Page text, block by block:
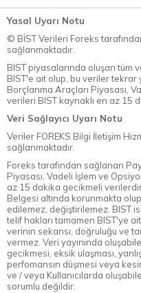
Yasal Uyarı Notu
© BİST Verileri Foreks
sağlanmaktadır.
BIST piyasalarında oluşan tüm
BIST'e ait olup, bu veriler tekrar
Borçlanma Araçları Piyasası,
verileri BIST kaynaklı en az 15
Veri Sağlayıcı Uyarı Notu
Veriler FOREKS Bilgi İletişim
sağlanmaktadır.
Foreks tarafından sağlanan
Piyasası, Vadeli İşlem ve
az 15 dakika gecikmeli
Belgesi altında korunmakta
edilemez, değiştirilemez. BIST
telif hakları tamamen BIST'ye
verinin sekansı, doğruluğu ve
vermez. Veri yayınında
gecikmesi, eksik ulaşması,
perfomansın düşmesi veya
ve / veya Kullanıcılarda
sorumlu değildir.